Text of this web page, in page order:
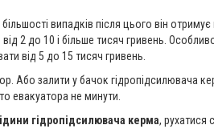
випадків після цього він
2 до 10 і більше тисяч гривень.
від 5 до 15 тисяч гривень.
Або залити у бачок гідропідсилювача
евакуатора не минути.
гідропідсилювача керма, рухатися